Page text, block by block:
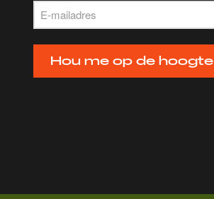
Hou me op de hoogte